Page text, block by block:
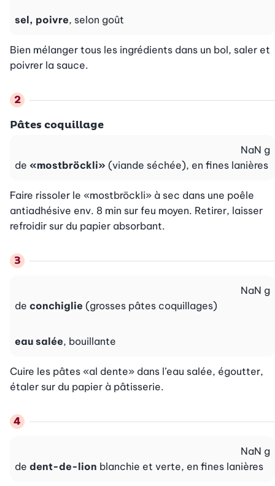
sel, poivre, selon goût
Bien mélanger tous les ingrédients dans un bol, saler et
poivrer la sauce.
Pâtes coquillage
de «mostbröckli» (viande séchée), en fines lanières
NaN g
Faire rissoler le «mostbröckli» à sec dans une poêle
antiadhésive env. 8 min sur feu moyen. Retirer, laisser
refroidir sur du papier absorbant.
de conchiglie (grosses pâtes coquillages)
NaN g
eau salée, bouillante
Cuire les pâtes «al dente» dans l’eau salée, égoutter,
étaler sur du papier à pâtisserie.
de dent-de-lion blanchie et verte, en fines lanières
NaN g